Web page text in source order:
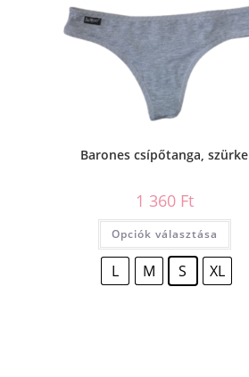
Barones csípőtanga, szürke
1 360 Ft
Opciók választása
L M S XL